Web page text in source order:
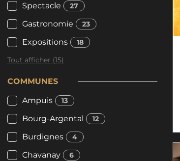
Spectacle 27
Gastronomie 23
Expositions
18
Tout afficher (15)
COMMUNES
Ampuis 13
Bourg-Argental 12
Burdignes 4
Chavanay
6